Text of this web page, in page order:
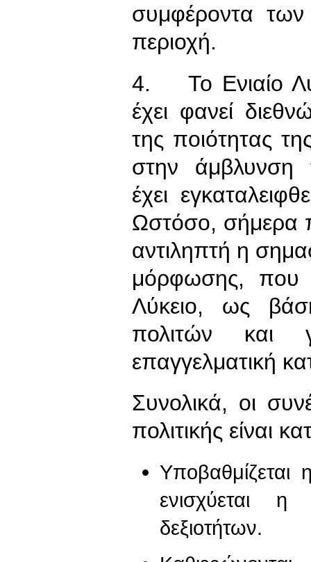
συμφέροντα των
περιοχή.
4. Το Ενιαίο
έχει φανεί
της ποιότητας
στην άμβλυνση
έχει
Ωστόσο, σήμερα
αντιληπτή η
μόρφωσης, που
Λύκειο, ως
πολιτών και
επαγγελματική
Συνολικά, οι
πολιτικής είναι
Υποβαθμίζεται
ενισχύεται
δεξιοτήτων.